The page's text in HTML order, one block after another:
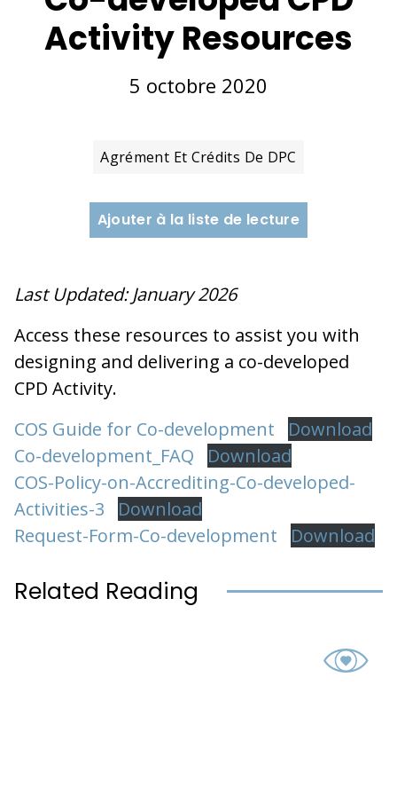
Activity Resources
5 octobre 2020
Agrément Et Crédits De DPC
Ajouter à la liste de lecture
Last Updated: January 2026
Access these resources to assist you with
designing and delivering a co-developed
CPD Activity.
COS Guide for Co-development
Download
Co-development_FAQ
Download
COS-Policy-on-Accrediting-Co-developed-
Activities-3
Download
Request-Form-Co-development
Download
Related Reading